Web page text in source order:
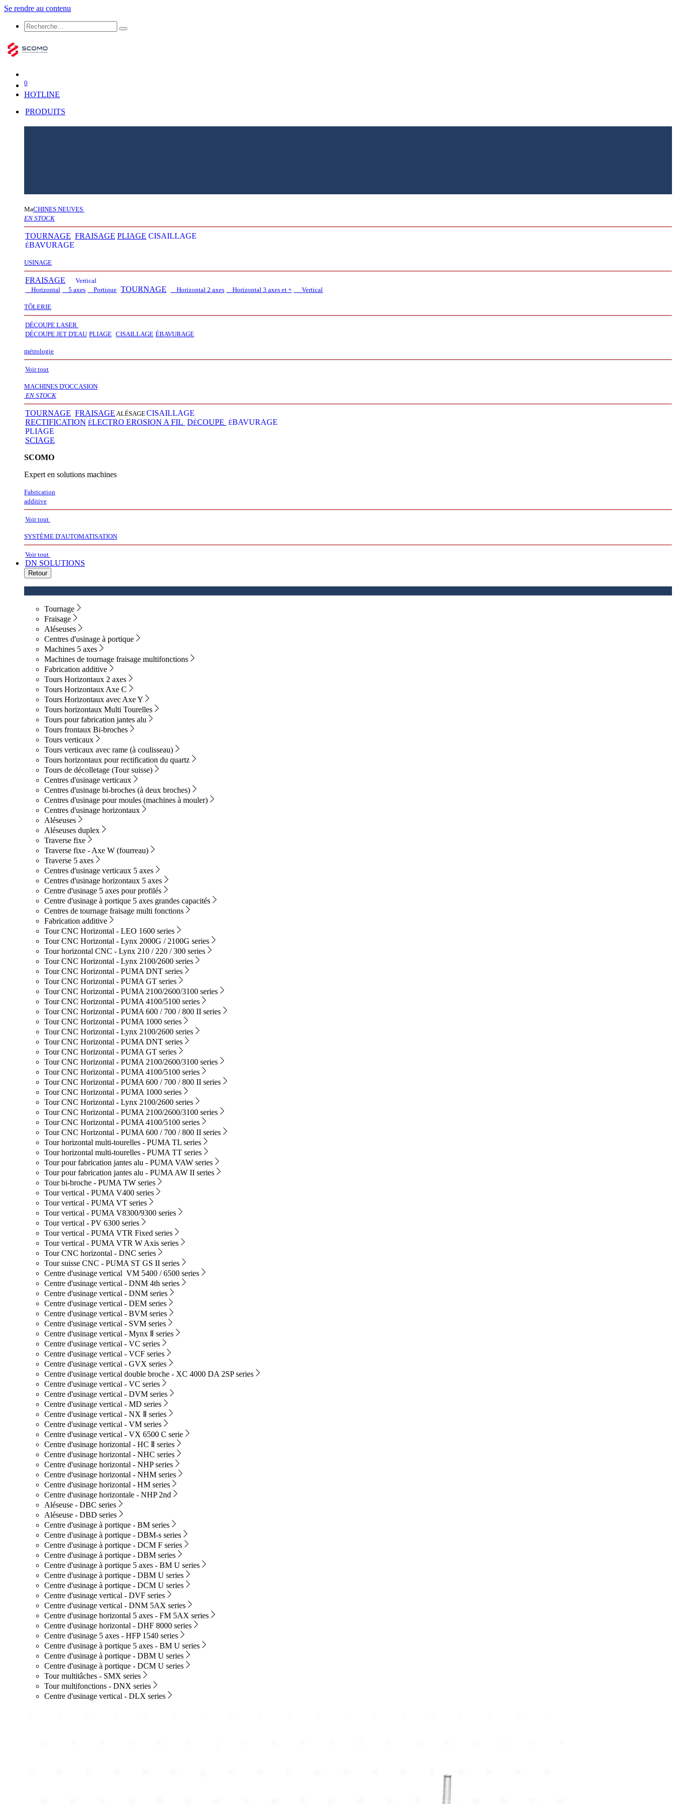
Se rendre au contenu
0
HOTLINE
PRODUITS
MaCHINES NEUVES
EN STOCK
TOURNAGE FRAISAGE PLIAGE CISAILLAGE
ÉBAVURAGE
USINAGE
FRAISAGE
Vertical
Horizontal
5 axes Portique TOURNAGE Horizontal 2 axes Horizontal 3 axes et + Vertical​
TÔLERIE
DÉCOUPE LASER
DÉCOUPE JET D'EAU PLIAGE CISAILLAGE ÉBAVURAGE
métrologie
Voir tout
MACHINES D'OCCASION
EN STOCK
TOURNAGE FRAISAGE ALÉSAGECISAILLAGE
RECTIFICATION ÉLECTRO EROSION A FIL DÉCOUPE ÉBAVURAGE
PLIAGE
SCIAGE
SCOMO
Expert en solutions machines
Fabrication
additive
Voir tout
SYSTÈME D'AUTOMATISATION
Voir tout
DN SOLUTIONS
Retour
Tournage
Fraisage
Aléseuses
Centres d'usinage à portique
Machines 5 axes
Machines de tournage fraisage multifonctions
Fabrication additive
Tours Horizontaux 2 axes
Tours Horizontaux Axe C
Tours Horizontaux avec Axe Y
Tours horizontaux Multi Tourelles
Tours pour fabrication jantes alu
Tours frontaux Bi-broches
Tours verticaux
Tours verticaux avec rame (à coulisseau)
Tours horizontaux pour rectification du quartz
Tours de décolletage (Tour suisse)
Centres d'usinage verticaux
Centres d'usinage bi-broches (à deux broches)
Centres d'usinage pour moules (machines à mouler)
Centres d'usinage horizontaux
Aléseuses
Aléseuses duplex
Traverse fixe
Traverse fixe - Axe W (fourreau)
Traverse 5 axes
Centres d'usinage verticaux 5 axes
Centres d'usinage horizontaux 5 axes
Centre d'usinage 5 axes pour profilés
Centre d'usinage à portique 5 axes grandes capacités
Centres de tournage fraisage multi fonctions
Fabrication additive
Tour CNC Horizontal - LEO 1600 series
Tour CNC Horizontal - Lynx 2000G / 2100G series
Tour horizontal CNC - Lynx 210 / 220 / 300 series
Tour CNC Horizontal - Lynx 2100/2600 series
Tour CNC Horizontal - PUMA DNT series
Tour CNC Horizontal - PUMA GT series
Tour CNC Horizontal - PUMA 2100/2600/3100 series
Tour CNC Horizontal - PUMA 4100/5100 series
Tour CNC Horizontal - PUMA 600 / 700 / 800 II series
Tour CNC Horizontal - PUMA 1000 series
Tour CNC Horizontal - Lynx 2100/2600 series
Tour CNC Horizontal - PUMA DNT series
Tour CNC Horizontal - PUMA GT series
Tour CNC Horizontal - PUMA 2100/2600/3100 series
Tour CNC Horizontal - PUMA 4100/5100 series
Tour CNC Horizontal - PUMA 600 / 700 / 800 II series
Tour CNC Horizontal - PUMA 1000 series
Tour CNC Horizontal - Lynx 2100/2600 series
Tour CNC Horizontal - PUMA 2100/2600/3100 series
Tour CNC Horizontal - PUMA 4100/5100 series
Tour CNC Horizontal - PUMA 600 / 700 / 800 II series
Tour horizontal multi-tourelles - PUMA TL series
Tour horizontal multi-tourelles - PUMA TT series
Tour pour fabrication jantes alu - PUMA VAW series
Tour pour fabrication jantes alu - PUMA AW II series
Tour bi-broche - PUMA TW series
Tour vertical - PUMA V400 series
Tour vertical - PUMA VT series
Tour vertical - PUMA V8300/9300 series
Tour vertical - PV 6300 series
Tour vertical - PUMA VTR Fixed series
Tour vertical - PUMA VTR W Axis series
Tour CNC horizontal - DNC series
Tour suisse CNC - PUMA ST GS II series
Centre d'usinage vertical VM 5400 / 6500 series
Centre d'usinage vertical - DNM 4th series
Centre d'usinage vertical - DNM series
Centre d'usinage vertical - DEM series
Centre d'usinage vertical - BVM series
Centre d'usinage vertical - SVM series
Centre d'usinage vertical - Mynx Ⅱ series
Centre d'usinage vertical - VC series
Centre d'usinage vertical - VCF series
Centre d'usinage vertical - GVX series
Centre d'usinage vertical double broche - XC 4000 DA 2SP series
Centre d'usinage vertical - VC series
Centre d'usinage vertical - DVM series
Centre d'usinage vertical - MD series
Centre d'usinage vertical - NX Ⅱ series
Centre d'usinage vertical - VM series
Centre d'usinage vertical - VX 6500 C serie
Centre d'usinage horizontal - HC Ⅱ series
Centre d'usinage horizontal - NHC series
Centre d'usinage horizontal - NHP series
Centre d'usinage horizontal - NHM series
Centre d'usinage horizontal - HM series
Centre d'usinage horizontale - NHP 2nd
Aléseuse - DBC series
Aléseuse - DBD series
Centre d'usinage à portique - BM series
Centre d'usinage à portique - DBM-s series
Centre d'usinage à portique - DCM F series
Centre d'usinage à portique - DBM series
Centre d'usinage à portique 5 axes - BM U series
Centre d'usinage à portique - DBM U series
Centre d'usinage à portique - DCM U series
Centre d'usinage vertical - DVF series
Centre d'usinage vertical - DNM 5AX series
Centre d'usinage horizontal 5 axes - FM 5AX series
Centre d'usinage horizontal - DHF 8000 series
Centre d'usinage 5 axes - HFP 1540 series
Centre d'usinage à portique 5 axes - BM U series
Centre d'usinage à portique - DBM U series
Centre d'usinage à portique - DCM U series
Tour multitâches - SMX series
Tour multifonctions - DNX series
Centre d'usinage vertical - DLX series